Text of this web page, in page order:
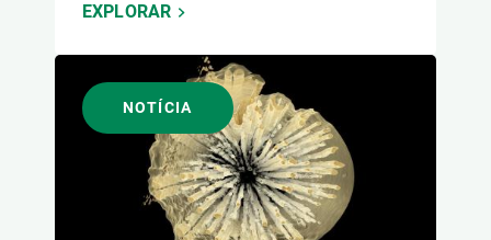
EXPLORAR
NOTÍCIA